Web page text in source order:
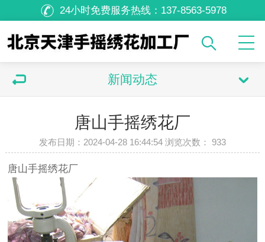
24小时免费服务热线： 137-8563-5978
新闻动态
唐山手摇绣花厂
发布日期：2024-04-28 16:44:54 浏览次数： 933
唐山手摇绣花厂